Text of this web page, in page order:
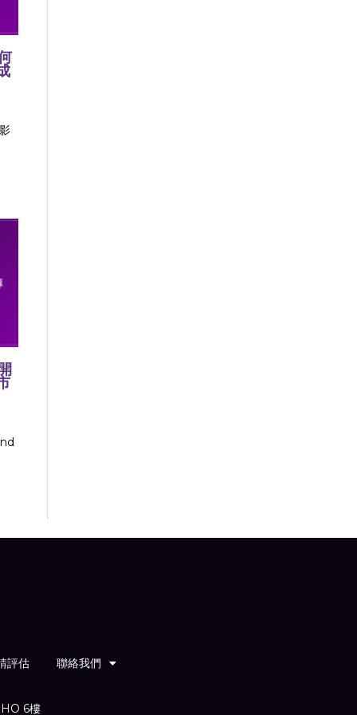
評估 聯絡我們
6樓